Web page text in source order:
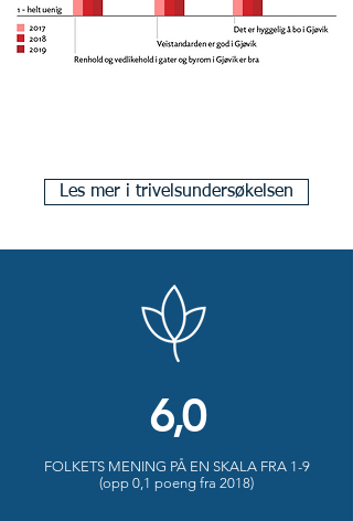
Les mer i trivelsundersøkelsen
6,0
FOLKETS MENING PÅ EN SKALA FRA 1-9
(opp 0,1 poeng fra 2018)